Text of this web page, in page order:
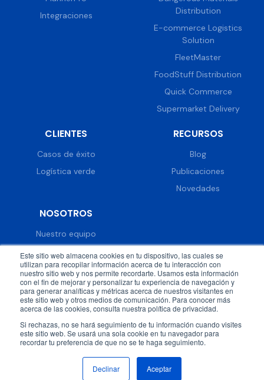
Este sitio web almacena cookies en tu dispositivo, las cuales se
utilizan para recopilar información acerca de tu interacción con
nuestro sitio web y nos permite recordarte. Usamos esta información
con el fin de mejorar y personalizar tu experiencia de navegación y
para generar analíticas y métricas acerca de nuestros visitantes en
este sitio web y otros medios de comunicación. Para conocer más
acerca de las cookies, consulta nuestra política de privacidad.
Si rechazas, no se hará seguimiento de tu información cuando visites
este sitio web. Se usará una sola cookie en tu navegador para
recordar tu preferencia de que no se te haga seguimiento.
Aceptar
Declinar
Integraciones
Distribution
E-commerce Logistics
Solution
FleetMaster
FoodStuff Distribution
Quick Commerce
Supermarket Delivery
CLIENTES
Casos de éxito
Logística verde
RECURSOS
Blog
Publicaciones
Novedades
NOSOTROS
Nuestro equipo
Trabaja con nosotros
Prensa
Eventos
© 2026 DispatchTrack all rights reserved. Política de
privacidad
Términos & condiciones
Síguenos en